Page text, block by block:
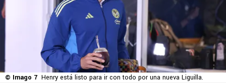
© Imago 7 Henry está listo para ir con todo por una nueva Liguilla.